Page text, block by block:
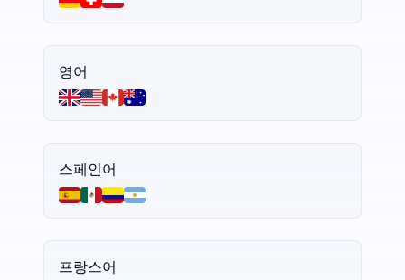
영어
스페인어
프랑스어